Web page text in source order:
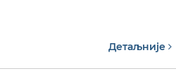
Детаљније